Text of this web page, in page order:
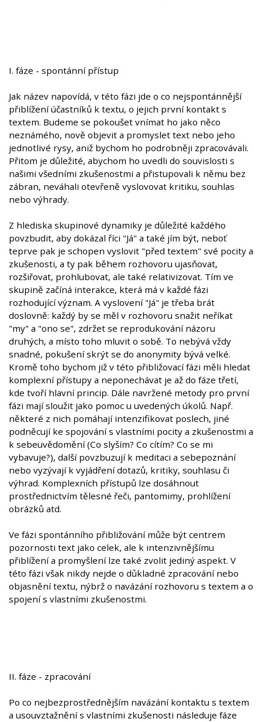
I. fáze - spontánní přístup
Jak název napovídá, v této fázi jde o co nejspontánnější
přiblížení účastníků k textu, o jejich první kontakt s
textem. Budeme se pokoušet vnímat ho jako něco
neznámého, nově objevit a promyslet text nebo jeho
jednotlivé rysy, aniž bychom ho podrobněji zpracovávali.
Přitom je důležité, abychom ho uvedli do souvislosti s
našimi všedními zkušenostmi a přistupovali k němu bez
zábran, neváhali otevřeně vyslovovat kritiku, souhlas
nebo výhrady.
Z hlediska skupinové dynamiky je důležité každého
povzbudit, aby dokázal říci "Já" a také jím být, neboť
teprve pak je schopen vyslovit "před textem" své pocity a
zkušenosti, a ty pak během rozhovoru ujasňovat,
rozšiřovat, prohlubovat, ale také relativizovat. Tím ve
skupině začíná interakce, která má v každé fázi
rozhodující význam. A vyslovení "Já" je třeba brát
doslovně: každý by se měl v rozhovoru snažit neříkat
"my" a "ono se", zdržet se reprodukování názoru
druhých, a místo toho mluvit o sobě. To nebývá vždy
snadné, pokušení skrýt se do anonymity bývá velké.
Kromě toho bychom již v této přibližovací fázi měli hledat
komplexní přístupy a neponechávat je až do fáze třetí,
kde tvoří hlavní princip. Dále navržené metody pro první
fázi mají sloužit jako pomoc u uvedených úkolů. Např.
některé z nich pomáhají intenzifikovat poslech, jiné
podněcují ke spojování s vlastními pocity a zkušenostmi a
k sebeuvědomění (Co slyším? Co cítím? Co se mi
vybavuje?), další povzbuzují k meditaci a sebepoznání
nebo vyzývají k vyjádření dotazů, kritiky, souhlasu či
výhrad. Komplexních přístupů lze dosáhnout
prostřednictvím tělesné řeči, pantomimy, prohlížení
obrázků atd.
Ve fázi spontánního přibližování může být centrem
pozornosti text jako celek, ale k intenzivnějšímu
přiblížení a promyšlení lze také zvolit jediný aspekt. V
této fázi však nikdy nejde o důkladné zpracování nebo
objasnění textu, nýbrž o navázání rozhovoru s textem a o
spojení s vlastními zkušenostmi.
II. fáze - zpracování
Po co nejbezprostřednějším navázání kontaktu s textem
a usouvztažnění s vlastními zkušenosti následuje fáze